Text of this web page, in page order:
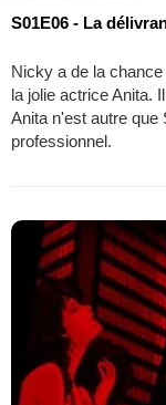
S01E06 - La
Nicky a de la
la jolie actrice Anita.
Anita n'est autre que
professionnel.